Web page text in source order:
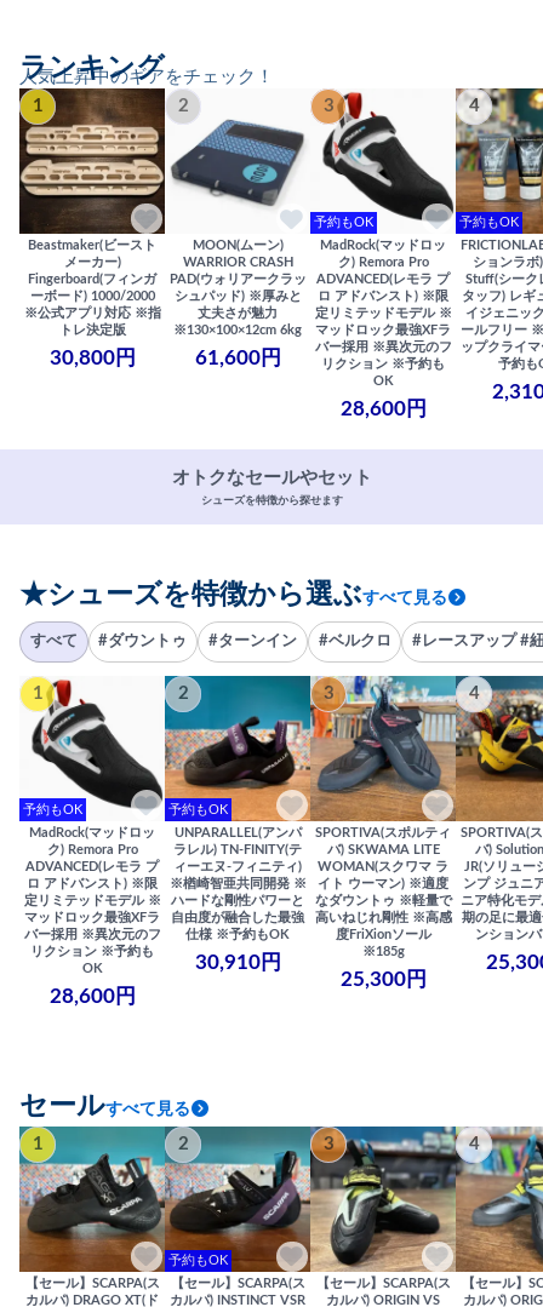
人気上昇中のギアをチェック！
ランキング
1
Beastmaker(ビースト
メーカー)
Fingerboard(フィンガ
ーボード) 1000/2000
※公式アプリ対応 ※指
トレ決定版
30,800円
2
MOON(ムーン)
WARRIOR CRASH
PAD(ウォリアークラッ
シュパッド) ※厚みと
丈夫さが魅力
※130×100×12cm 6kg
61,600円
3
予約もOK
MadRock(マッドロッ
ク) Remora Pro
ADVANCED(レモラ プ
ロ アドバンスト) ※限
定リミテッドモデル ※
マッドロック最強XFラ
バー採用 ※異次元のフ
リクション ※予約も
OK
28,600円
4
予約もOK
ションラボ
Stuff(シーク
タッフ) レギ
イジェニッ
ールフリー
ップクライ
予約も
オトクなセールやセット
シューズを特徴から探せます
★シューズを特徴から選ぶすべて見る
すべて #ダウントゥ #ターンイン #ベルクロ #レースアップ #
1
予約もOK
MadRock(マッドロッ
ク) Remora Pro
ADVANCED(レモラ プ
ロ アドバンスト) ※限
定リミテッドモデル ※
マッドロック最強XFラ
バー採用 ※異次元のフ
リクション ※予約も
OK
28,600円
2
予約もOK
UNPARALLEL(アンパ
ラレル) TN-FINITY(テ
ィーエヌ-フィニティ)
※楢崎智亜共同開発 ※
ハードな剛性パワーと
自由度が融合した最強
仕様 ※予約もOK
30,910円
3
SPORTIVA(スポルティ
バ) SKWAMA LITE
WOMAN(スクワマ ラ
イト ウーマン) ※適度
なダウントゥ ※軽量で
高いねじれ剛性 ※高感
度FriXionソール
※185g
25,300円
4
SPORTIVA(
バ)
JR(ソリュー
ンプ ジュニ
ニア特化モ
期の足に最
ンション
セールすべて見る
1
【セール】SCARPA(ス
カルパ) DRAGO XT(ド
2
予約もOK
【セール】SCARPA(ス
カルパ) INSTINCT VSR
3
【セール】SCARPA(ス
カルパ) ORIGIN VS
4
【セール】
カルパ)